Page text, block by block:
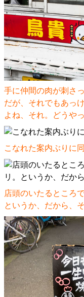
手に仲間の肉が刺さ
だが、それでもあっ
よね、それ。どうや
こなれた案内ぶりに
店頭のいたるところ
というか、だから、